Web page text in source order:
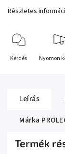
Részletes
Kérdés Nyomon
Leírás
Márka
Termék